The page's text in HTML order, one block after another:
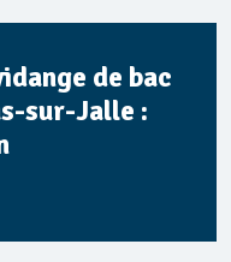
de bac
sur-Jalle :